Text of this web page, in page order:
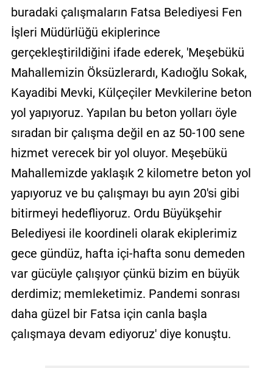
buradaki çalışmaların Fatsa Belediyesi Fen
İşleri Müdürlüğü ekiplerince
gerçekleştirildiğini ifade ederek, 'Meşebükü
Mahallemizin Öksüzlerardı, Kadıoğlu Sokak,
Kayadibi Mevki, Külçeçiler Mevkilerine beton
yol yapıyoruz. Yapılan bu beton yolları öyle
sıradan bir çalışma değil en az 50-100 sene
hizmet verecek bir yol oluyor. Meşebükü
Mahallemizde yaklaşık 2 kilometre beton yol
yapıyoruz ve bu çalışmayı bu ayın 20'si gibi
bitirmeyi hedefliyoruz. Ordu Büyükşehir
Belediyesi ile koordineli olarak ekiplerimiz
gece gündüz, hafta içi-hafta sonu demeden
var gücüyle çalışıyor çünkü bizim en büyük
derdimiz; memleketimiz. Pandemi sonrası
daha güzel bir Fatsa için canla başla
çalışmaya devam ediyoruz' diye konuştu.